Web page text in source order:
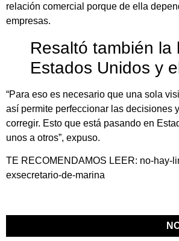
relación comercial porque de ella
empresas.
Resaltó también
Estados Unidos y
“Para eso es necesario que una sola
así permite perfeccionar las decisiones
corregir. Esto que está pasando en
unos a otros”, expuso.
TE RECOMENDAMOS LEER: no-hay-
exsecretario-de-marina